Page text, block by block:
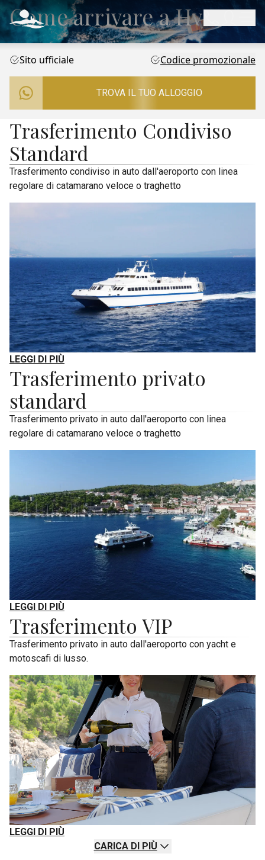
Come arrivare a Hvar
Sito ufficiale Codice promozionale
TROVA IL TUO ALLOGGIO
Trasferimento Condiviso
Standard
Trasferimento condiviso in auto dall'aeroporto con linea
regolare di catamarano veloce o traghetto
LEGGI DI PIÙ
Trasferimento privato
standard
Trasferimento privato in auto dall'aeroporto con linea
regolare di catamarano veloce o traghetto
LEGGI DI PIÙ
Trasferimento VIP
Trasferimento privato in auto dall'aeroporto con yacht e
motoscafi di lusso.
LEGGI DI PIÙ
CARICA DI PIÙ